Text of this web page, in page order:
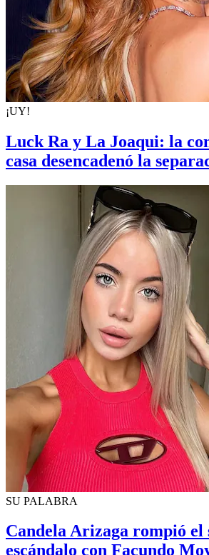
¡UY!
Luck Ra y La Joaqui: la
casa desencadenó la
SU PALABRA
Candela Arizaga rompió el
escándalo con Facundo